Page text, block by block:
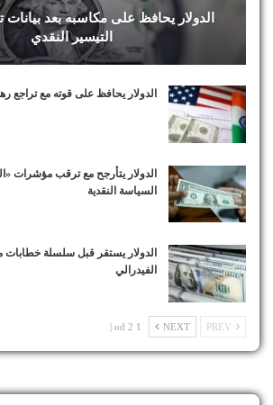
الدولار يحافظ على مكاسبه بعد
التيسير النقدي
الدولار يحافظ على قوته مع تراجع
الدولار يتأرجح مع ترقب مؤشرات
السياسة النقدية
الدولار يستقر قبل سلسلة
الفيدرالي
NEXT
1 od 2 |